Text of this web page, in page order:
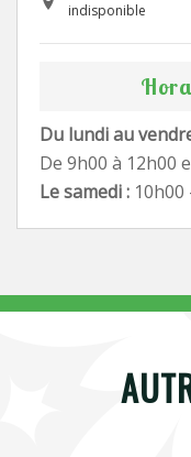
indisponible
Du lundi au
De 9h00 à 12h00
Le samedi : 10h00